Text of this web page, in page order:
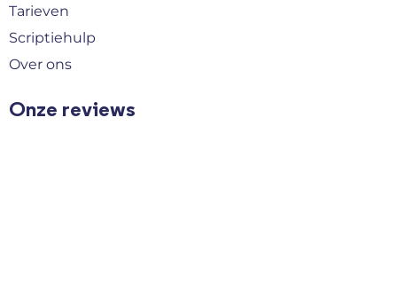
Tarieven
Scriptiehulp
Over ons
Onze reviews